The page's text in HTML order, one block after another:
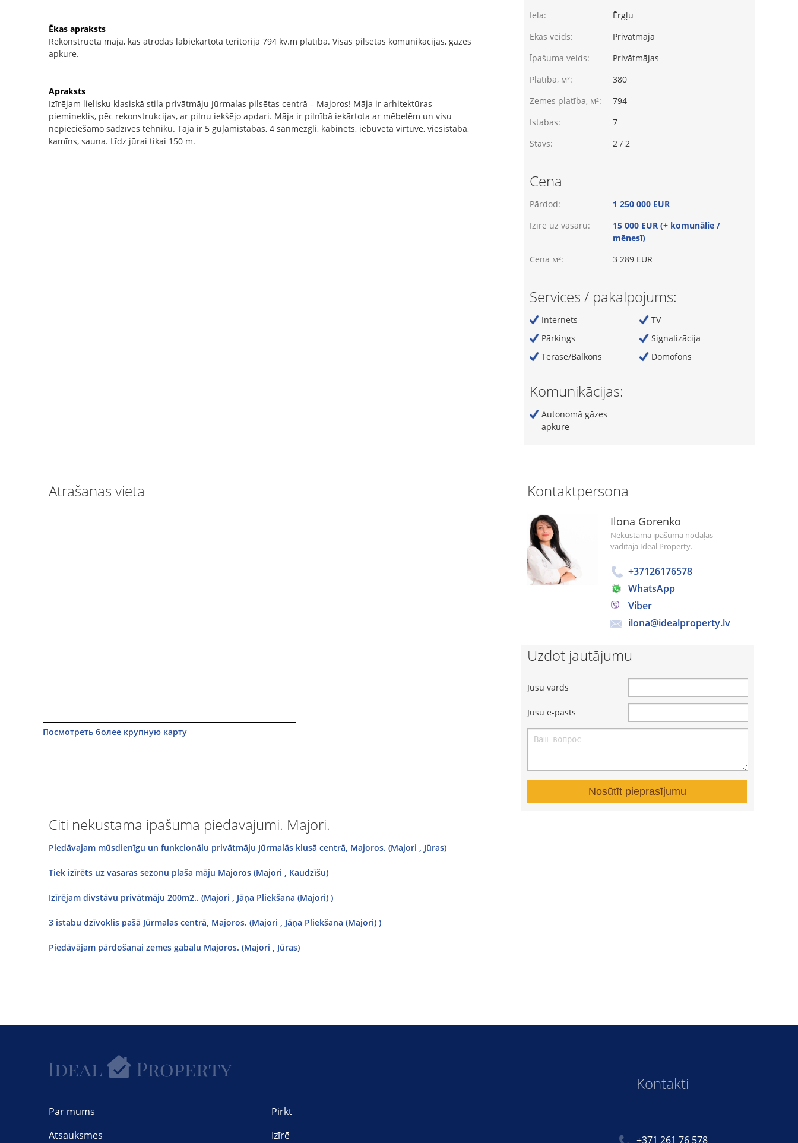
Ēkas apraksts
Rekonstruēta māja, kas atrodas labiekārtotā teritorijā 794 kv.m platībā. Visas pilsētas komunikācijas, gāzes
apkure.
Apraksts
Izīrējam lielisku klasiskā stila privātmāju Jūrmalas pilsētas centrā – Majoros! Māja ir arhitektūras
piemineklis, pēc rekonstrukcijas, ar pilnu iekšējo apdari. Māja ir pilnībā iekārtota ar mēbelēm un visu
nepieciešamo sadzīves tehniku. Tajā ir 5 guļamistabas, 4 sanmezgli, kabinets, iebūvēta virtuve, viesistaba,
kamīns, sauna. Līdz jūrai tikai 150 m.
Iela:
Ērgļu
Ēkas veids:
Privātmāja
Īpašuma veids:
Privātmājas
Platība, м²:
380
Zemes platība, м²:
794
Istabas:
7
Stāvs:
2 / 2
Cena
Pārdod:
1 250 000 EUR
Izīrē uz vasaru:
15 000 EUR (+ komunālie /
mēnesī)
Cena м²:
3 289 EUR
Services / pakalpojums:
Internets
TV
Pārkings
Signalizācija
Terase/Balkons
Domofons
Komunikācijas:
Autonomā gāzes
apkure
Atrašanas vieta
Посмотреть более крупную карту
Kontaktpersona
Ilona Gorenko
Nekustamā īpašuma nodaļas
vadītāja Ideal Property.
+37126176578
WhatsApp
Viber
ilona@idealproperty.lv
Uzdot jautājumu
Jūsu vārds
Jūsu e-pasts
Nosūtīt pieprasījumu
Citi nekustamā ipašumā piedāvājumi. Majori.
Piedāvajam mūsdienīgu un funkcionālu privātmāju Jūrmalās klusā centrā, Majoros. (Majori , Jūras)
Tiek izīrēts uz vasaras sezonu plaša māju Majoros (Majori , Kaudzīšu)
Izīrējam divstāvu privātmāju 200m2.. (Majori , Jāņa Pliekšana (Majori) )
3 istabu dzīvoklis pašā Jūrmalas centrā, Majoros. (Majori , Jāņa Pliekšana (Majori) )
Piedāvājam pārdošanai zemes gabalu Majoros. (Majori , Jūras)
Par mums
Atsauksmes
Pirkt
Izīrē
Kontakti
+371 261 76 578